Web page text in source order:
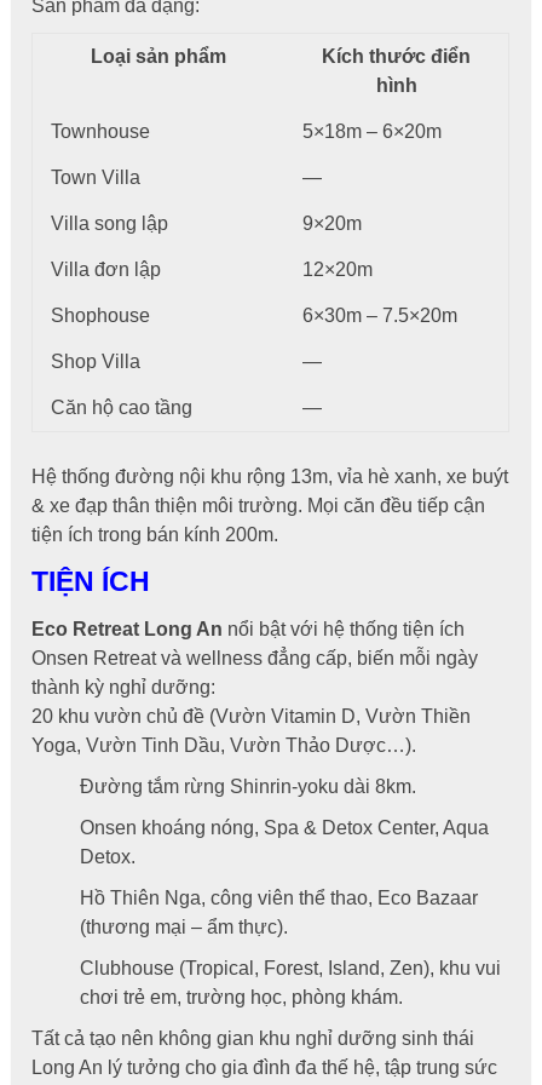
Sản phẩm đa dạng:
Loại sản phẩm
Kích thước điển
hình
Townhouse 5×18m – 6×20m
Town Villa —
Villa song lập 9×20m
Villa đơn lập 12×20m
Shophouse 6×30m – 7.5×20m
Shop Villa —
Căn hộ cao tầng —
Hệ thống đường nội khu rộng 13m, vỉa hè xanh, xe buýt
& xe đạp thân thiện môi trường. Mọi căn đều tiếp cận
tiện ích trong bán kính 200m.
TIỆN ÍCH
Eco Retreat Long An nổi bật với hệ thống tiện ích
Onsen Retreat và wellness đẳng cấp, biến mỗi ngày
thành kỳ nghỉ dưỡng:
20 khu vườn chủ đề (Vườn Vitamin D, Vườn Thiền
Yoga, Vườn Tinh Dầu, Vườn Thảo Dược…).
Đường tắm rừng Shinrin-yoku dài 8km.
Onsen khoáng nóng, Spa & Detox Center, Aqua
Detox.
Hồ Thiên Nga, công viên thể thao, Eco Bazaar
(thương mại – ẩm thực).
Clubhouse (Tropical, Forest, Island, Zen), khu vui
chơi trẻ em, trường học, phòng khám.
Tất cả tạo nên không gian khu nghỉ dưỡng sinh thái
Long An lý tưởng cho gia đình đa thế hệ, tập trung sức